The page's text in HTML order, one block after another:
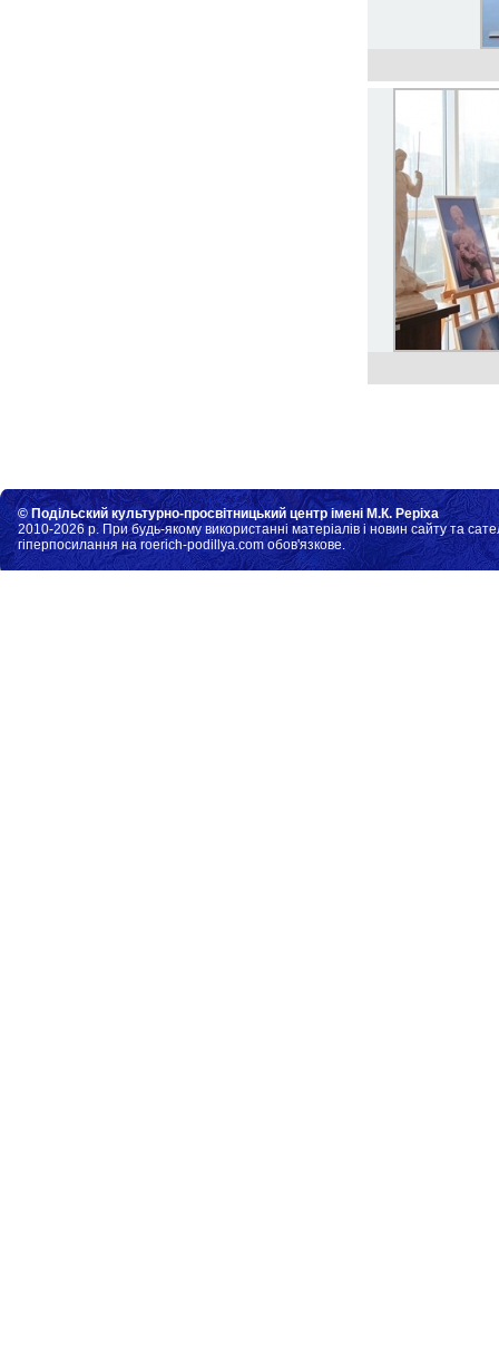
© Подільский культурно-просвітницький центр імені М.К. Реріха
2010-2026 р. При будь-якому використанні матеріалів і новин сайту та
гіперпосилання на roerich-podillya.com обов'язкове.